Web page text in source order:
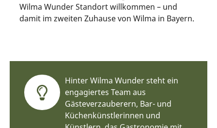
Wilma Wunder Standort willkommen – und
damit im zweiten Zuhause von Wilma in Bayern.
Hinter Wilma Wunder steht ein
engagiertes Team aus
Gästeverzauberern, Bar- und
Küchenkünstlerinnen und